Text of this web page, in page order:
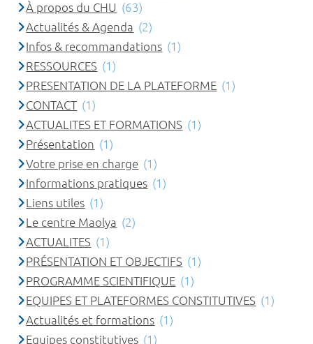
À propos du CHU (63)
Actualités & Agenda (2)
Infos & recommandations (1)
RESSOURCES (1)
PRESENTATION DE LA PLATEFORME (1)
CONTACT (1)
ACTUALITES ET FORMATIONS (1)
Présentation (1)
Votre prise en charge (1)
Informations pratiques (1)
Liens utiles (1)
Le centre Maolya (2)
ACTUALITES (1)
PRÉSENTATION ET OBJECTIFS (1)
PROGRAMME SCIENTIFIQUE (1)
EQUIPES ET PLATEFORMES CONSTITUTIVES (1)
Actualités et formations (1)
Equipes constitutives (1)